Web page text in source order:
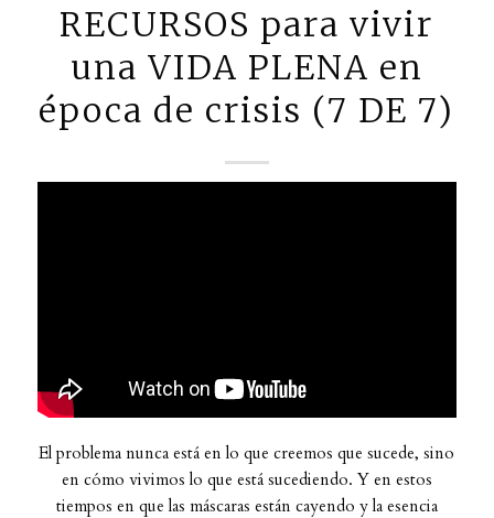
RECURSOS para vivir
una VIDA PLENA en
época de crisis (7 DE 7)
El problema nunca está en lo que creemos que sucede, sino
en cómo vivimos lo que está sucediendo. Y en estos
tiempos en que las máscaras están cayendo y la esencia